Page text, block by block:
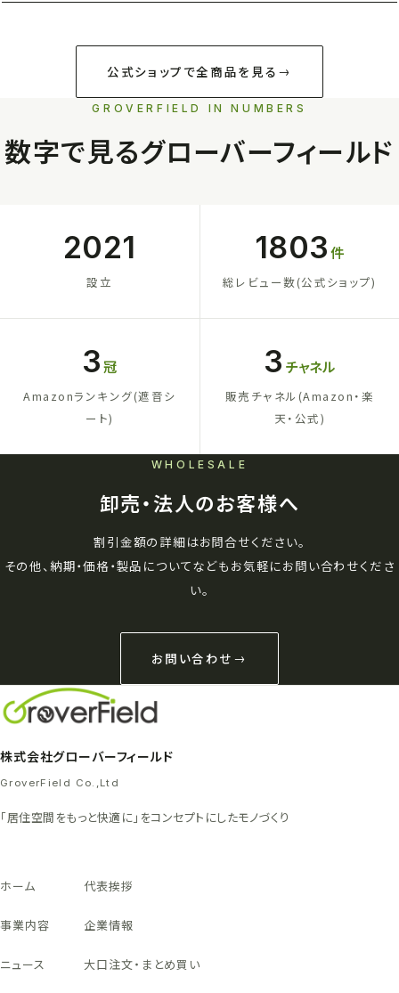
公式ショップで全商品を見る
GROVERFIELD IN NUMBERS
数字で見るグローバーフィールド
2021
設立
1803 件
総レビュー数(公式ショップ)
3 冠
Amazonランキング(遮音シ
ート)
3 チャネル
販売チャネル(Amazon・楽
天・公式)
WHOLESALE
卸売・法人のお客様へ
割引金額の詳細はお問合せください。
その他、納期・価格・製品についてなどもお気軽にお問い合わせくださ
い。
お問い合わせ
株式会社グローバーフィールド
GroverField Co.,Ltd
「居住空間をもっと快適に」をコンセプトにしたモノづくり
ホーム
事業内容
ニュース
代表挨拶
企業情報
大口注文・まとめ買い